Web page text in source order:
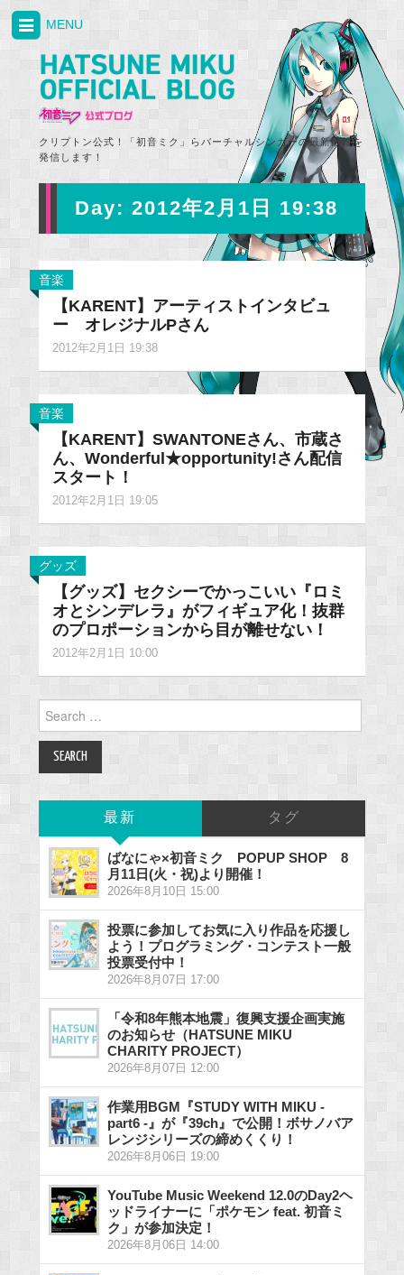
クリプトン公式！「初音ミク」らバーチャルシンガーの最新情報を
発信します！
MENU
Day: 2012年2月1日 19:38
音楽
【KARENT】アーティストインタビュ
ー オレジナルPさん
2012年2月1日 19:38
音楽
【KARENT】SWANTONEさん、市蔵さ
ん、Wonderful★opportunity!さん配信
スタート！
2012年2月1日 19:05
グッズ
【グッズ】セクシーでかっこいい『ロミ
オとシンデレラ』がフィギュア化！抜群
のプロポーションから目が離せない！
2012年2月1日 10:00
Search
for:
最新 タグ
ばなにゃ×初音ミク POPUP SHOP 8
月11日(火・祝)より開催！
2026年8月10日 15:00
投票に参加してお気に入り作品を応援し
よう！プログラミング・コンテスト一般
投票受付中！
2026年8月07日 17:00
「令和8年熊本地震」復興支援企画実施
のお知らせ（HATSUNE MIKU
CHARITY PROJECT）
2026年8月07日 12:00
作業用BGM『STUDY WITH MIKU -
part6 -』が『39ch』で公開！ボサノバア
レンジシリーズの締めくくり！
2026年8月06日 19:00
YouTube Music Weekend 12.0のDay2ヘ
ッドライナーに「ポケモン feat. 初音ミ
ク」が参加決定！
2026年8月06日 14:00